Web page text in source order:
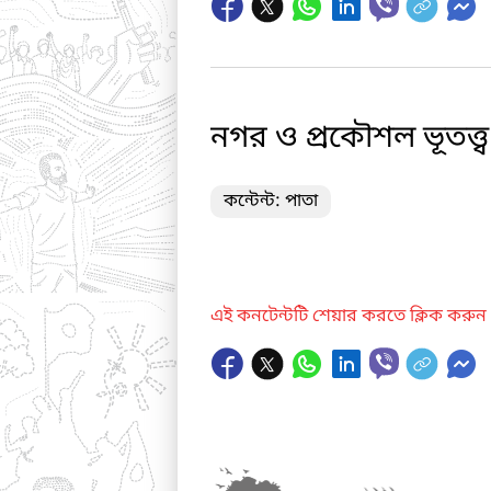
নগর ও প্রকৌশল ভূতত্ত্ব
কন্টেন্ট: পাতা
এই কনটেন্টটি শেয়ার করতে ক্লিক করুন